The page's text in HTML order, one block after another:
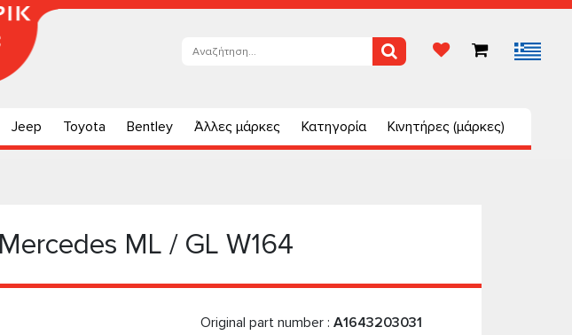
Jeep Toyota Bentley Άλλες μάρκες Κατηγορία Κινητήρες (μάρκες)
ML / GL W164
Original part number : A1643203031